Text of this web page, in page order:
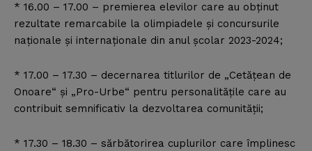
* 16.00 – 17.00 – premierea elevilor care au obţinut
rezultate remarcabile la olimpiadele şi concursurile
naţionale şi internaţionale din anul şcolar 2023-2024;
* 17.00 – 17.30 – decernarea titlurilor de „Cetăţean de
Onoare“ şi „Pro-Urbe“ pentru personalităţile care au
contribuit semnificativ la dezvoltarea comunităţii;
* 17.30 – 18.30 – sărbătorirea cuplurilor care împlinesc